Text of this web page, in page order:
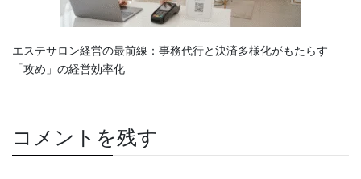
エステサロン経営の最前線：事務代行と決済多様化がもたらす
「攻め」の経営効率化
コメントを残す